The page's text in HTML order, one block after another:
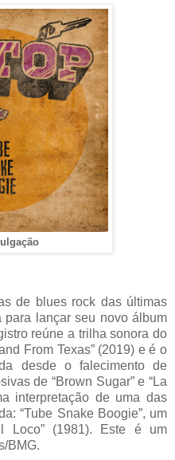
de blues rock das últimas
lançar seu novo álbum
reúne a trilha sonora do
From Texas” (2019) e é o
desde o falecimento de
de “Brown Sugar” e “La
interpretação de uma das
“Tube Snake Boogie”, um
Loco” (1981). Este é um
BMG.